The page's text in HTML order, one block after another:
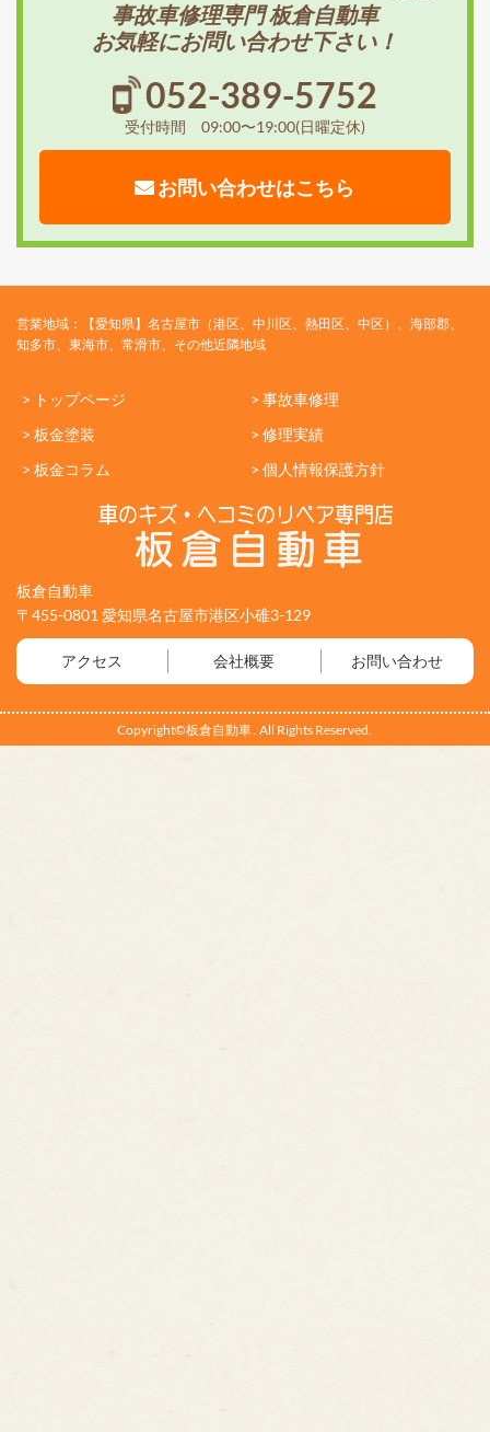
事故車修理専門 板倉自動車
お気軽にお問い合わせ下さい！
052-389-5752
受付時間 09:00〜19:00(日曜定休)
お問い合わせはこちら
営業地域：【愛知県】名古屋市（港区、中川区、熱田区、中区）、海部郡、
知多市、東海市、常滑市、その他近隣地域
> トップページ
> 事故車修理
> 板金塗装
> 修理実績
> 板金コラム
> 個人情報保護方針
板倉自動車
〒455-0801 愛知県名古屋市港区小碓3-129
アクセス 会社概要 お問い合わせ
Copyright©板倉自動車 . All Rights Reserved.